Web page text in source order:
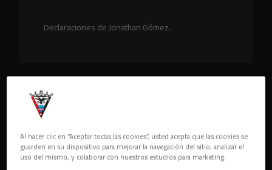
Declaraciones de Jonathan Gómez.
Al hacer clic en “Aceptar todas las cookies”, usted acepta que las cookies se
guarden en su dispositivo para mejorar la navegación del sitio, analizar el
uso del mismo, y colaborar con nuestros estudios para marketing.